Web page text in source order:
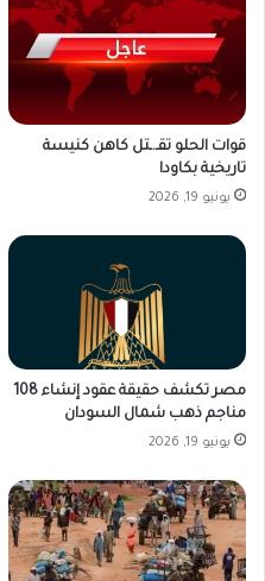
قوات الحلو تقـ.ـتل كاهن كنيسة
تاريخية بكاودا
يونيو 19, 2026
مصر تكشف حقيقة عقود إنشاء 108
مناجم ذهب شمال السودان
يونيو 19, 2026